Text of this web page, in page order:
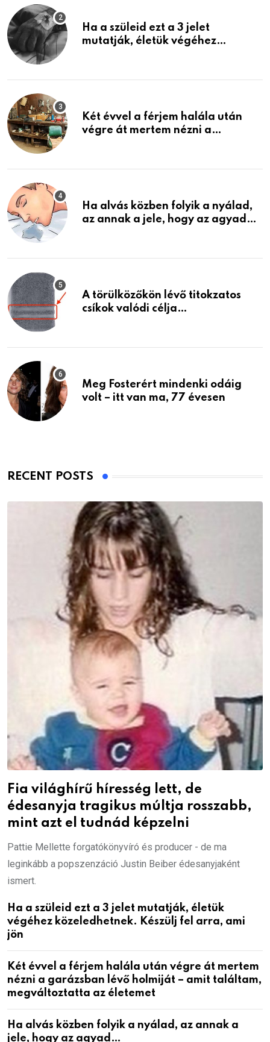
Ha a szüleid ezt a 3 jelet
mutatják, életük végéhez
Két évvel a férjem halála után
végre át mertem nézni a
életemet
Ha alvás közben folyik a nyálad,
az annak a jele, hogy az agyad…
A törülközőkön lévő titokzatos
csíkok valódi célja…
Meg Fosterért mindenki odáig
volt – itt van ma, 77 évesen
RECENT POSTS
Fia világhírű híresség lett, de
édesanyja tragikus múltja rosszabb,
mint azt el tudnád képzelni
Pattie Mellette forgatókönyvíró és producer - de ma
leginkább a popszenzáció Justin Beiber édesanyjaként
ismert.
Ha a szüleid ezt a 3 jelet mutatják, életük
végéhez közeledhetnek. Készülj fel arra, ami
jön
Két évvel a férjem halála után végre át mertem
nézni a garázsban lévő holmiját – amit találtam,
megváltoztatta az életemet
Ha alvás közben folyik a nyálad, az annak a
jele, hogy az agyad…